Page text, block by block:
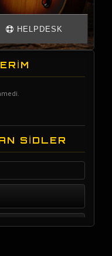
SİDLER